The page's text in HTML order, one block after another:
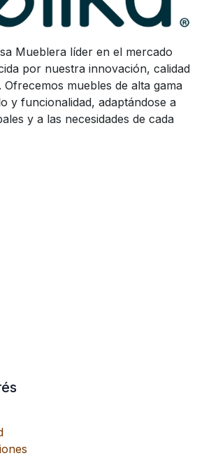
Mueblera líder en el mercado
por nuestra innovación, calidad
muebles de alta gama
y funcionalidad, adaptándose a
y a las necesidades de cada